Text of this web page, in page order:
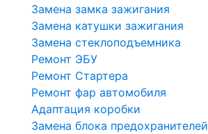
Замена замка зажигания
Замена катушки зажигания
Замена стеклоподъемника
Ремонт ЭБУ
Ремонт Стартера
Ремонт фар автомобиля
Адаптация коробки
Замена блока предохранителей